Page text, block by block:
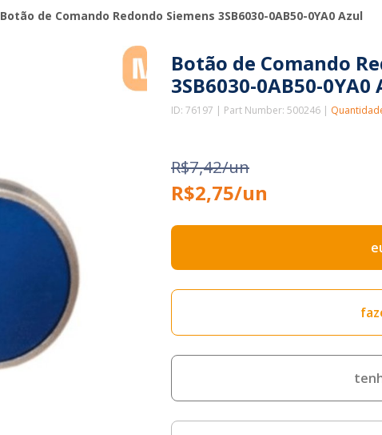
Botão de Comando Redondo Siemens 3SB6030-0AB50-0YA0 Azul
Botão de Comando
3SB6030-0AB50-0YA0
ID: 76197 | Part Number: 500246 |
R$7,42/un
R$2,75/un